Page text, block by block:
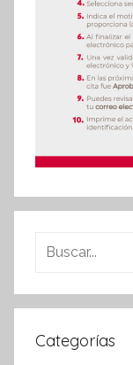
Buscar:
Categorías